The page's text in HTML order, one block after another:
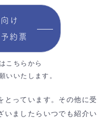
け
約票
こちらから
いいたします。
とっています。その他に受
いましたらいつでも紹介い